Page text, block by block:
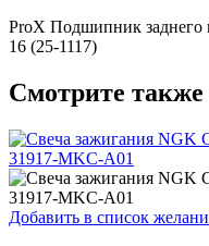
ProX Подшипник заднего
16 (25-1117)
Смотрите также
Добавить в список